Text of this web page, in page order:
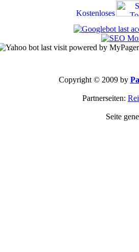
Copyright © 2009 by
Partnerseiten:
Seite